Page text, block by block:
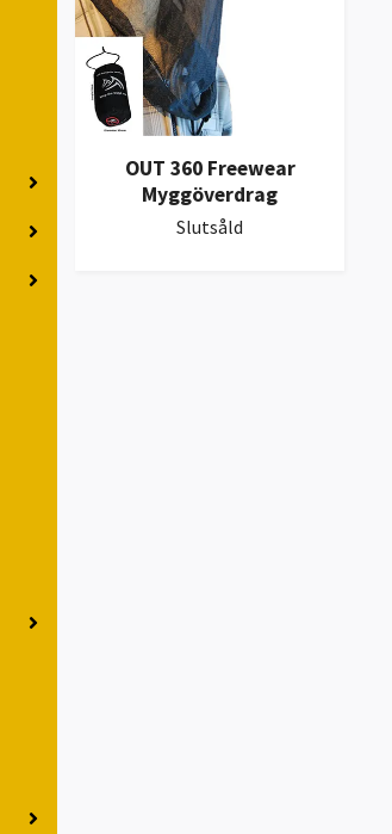
OUT 360 Freewear
Myggöverdrag
Slutsåld